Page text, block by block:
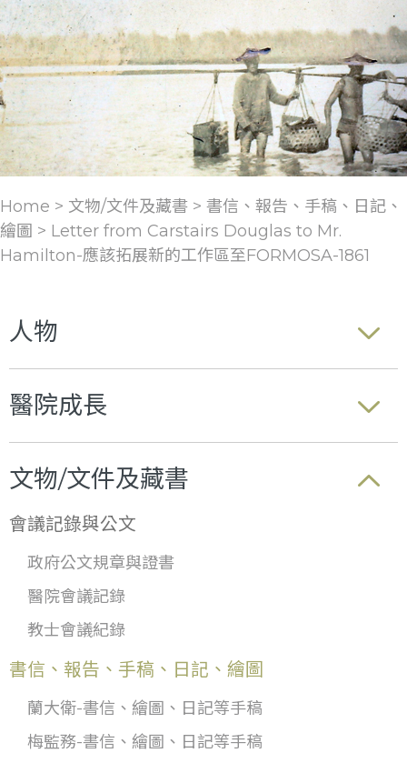
Home > 文物/文件及藏書 > 書信、報告、手稿、日記、
繪圖 > Letter from Carstairs Douglas to Mr.
Hamilton-應該拓展新的工作區至FORMOSA-1861
人物
醫院成長
文物/文件及藏書
會議記錄與公文
政府公文規章與證書
醫院會議記錄
教士會議紀錄
書信、報告、手稿、日記、繪圖
蘭大衛-書信、繪圖、日記等手稿
梅監務-書信、繪圖、日記等手稿